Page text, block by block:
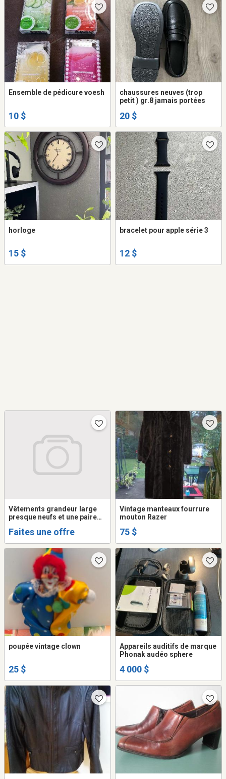
Ensemble de pédicure voesh
10 $
chaussures neuves (trop
petit ) gr.8 jamais portées
20 $
horloge
15 $
bracelet pour apple série 3
12 $
Vêtements grandeur large
presque neufs et une paire
une fois.
Faites une offre
Vintage manteaux fourrure
mouton Razer
75 $
poupée vintage clown
25 $
Appareils auditifs de marque
Phonak audéo sphere
4 000 $